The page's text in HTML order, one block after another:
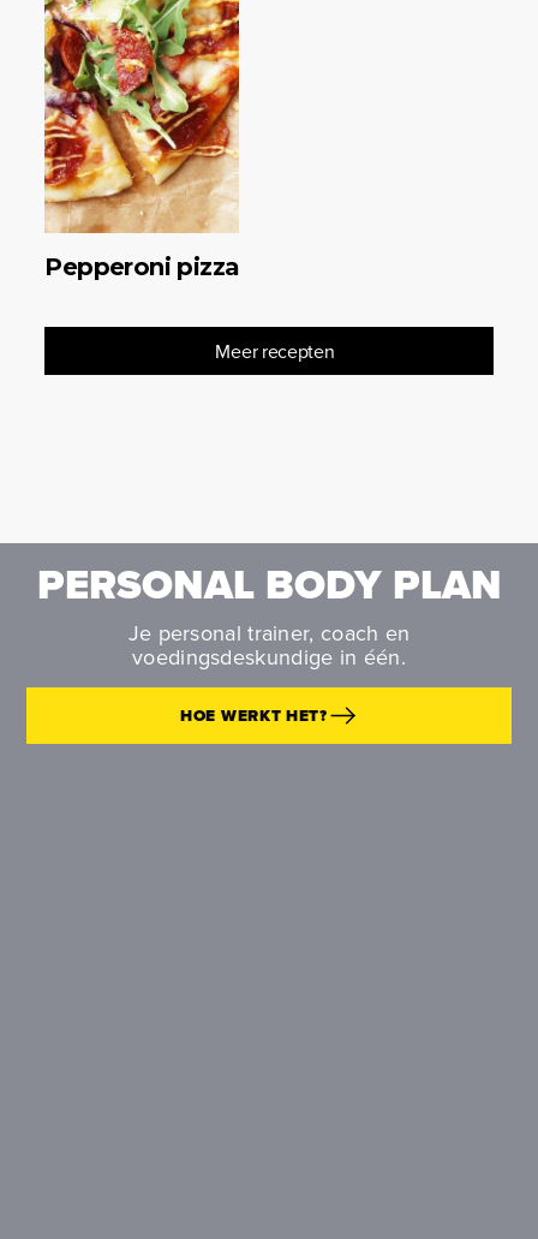
Pepperoni pizza
Meer recepten
PERSONAL BODY PLAN
Je personal trainer, coach en
voedingsdeskundige in één.
HOE WERKT HET?